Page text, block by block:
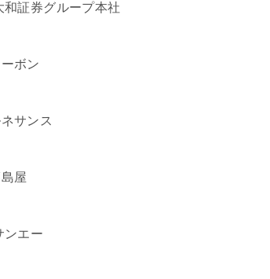
証券グループ本社
ボン
サンス
屋
エー